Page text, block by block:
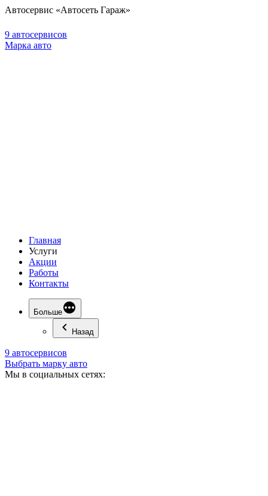
Автосервис «Автосеть Гараж»
9 автосервисов
Марка авто
Главная
Услуги
Акции
Работы
Контакты
Больше
Назад
9 автосервисов
Выбрать марку авто
Мы в социальных сетях: